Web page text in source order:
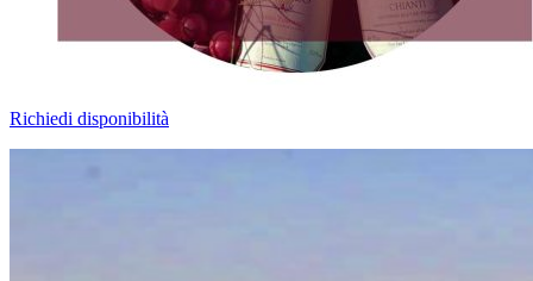
Richiedi disponibilità